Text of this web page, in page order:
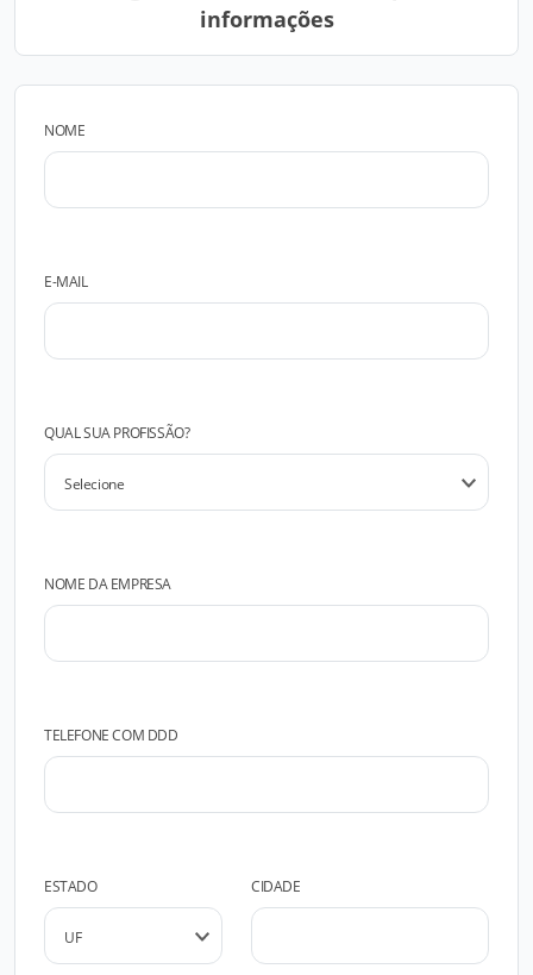
informações
NOME
E-MAIL
QUAL SUA PROFISSÃO?
NOME DA EMPRESA
TELEFONE COM DDD
ESTADO CIDADE